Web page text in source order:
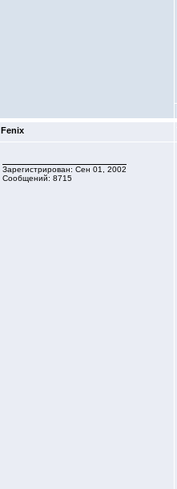
Fenix
Зарегистрирован: Сен 01, 2002
Сообщений: 8715